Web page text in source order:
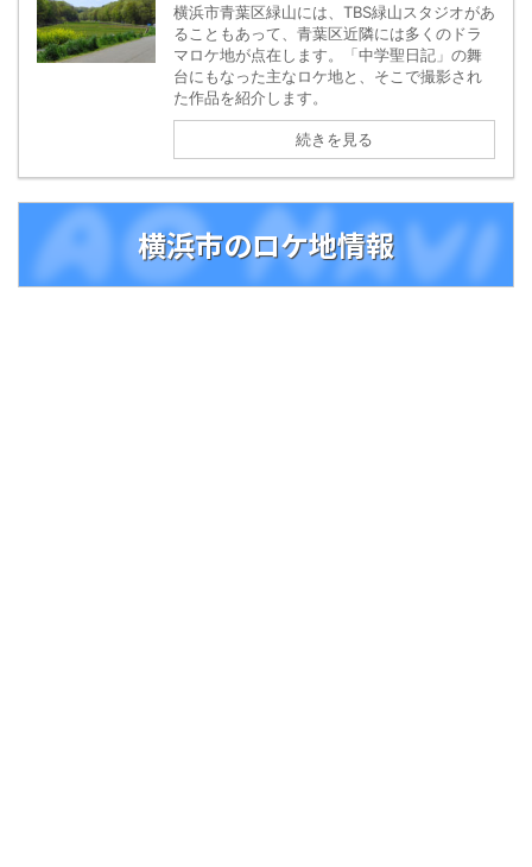
横浜市青葉区緑山には、TBS緑山スタジオがあ
ることもあって、青葉区近隣には多くのドラ
マロケ地が点在します。「中学聖日記」の舞
台にもなった主なロケ地と、そこで撮影され
た作品を紹介します。
続きを見る
横浜市のロケ地情報